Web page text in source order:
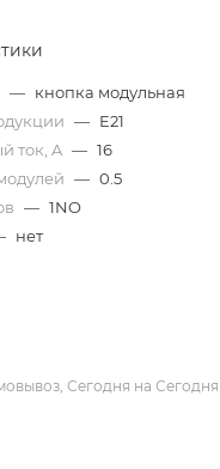
— кнопка модульная
— E21
ток, A — 16
— 0.5
— 1NO
нет
Сегодня на Сегодня.